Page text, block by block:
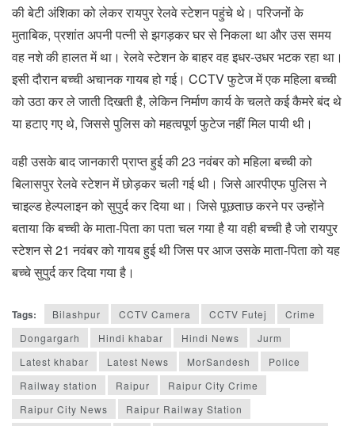
की बेटी अंशिका को लेकर रायपुर रेलवे स्टेशन पहुंचे थे। परिजनों के
मुताबिक, प्रशांत अपनी पत्नी से झगड़कर घर से निकला था और उस समय
वह नशे की हालत में था। रेलवे स्टेशन के बाहर वह इधर-उधर भटक रहा था।
इसी दौरान बच्ची अचानक गायब हो गई। CCTV फुटेज में एक महिला बच्ची
को उठा कर ले जाती दिखती है, लेकिन निर्माण कार्य के चलते कई कैमरे बंद थे
या हटाए गए थे, जिससे पुलिस को महत्वपूर्ण फुटेज नहीं मिल पायी थी।
वही उसके बाद जानकारी प्राप्त हुई की 23 नवंबर को महिला बच्ची को
बिलासपुर रेलवे स्टेशन में छोड़कर चली गई थी। जिसे आरपीएफ पुलिस ने
चाइल्ड हेल्पलाइन को सुपुर्द कर दिया था। जिसे पूछताछ करने पर उन्होंने
बताया कि बच्ची के माता-पिता का पता चल गया है या वही बच्ची है जो रायपुर
स्टेशन से 21 नवंबर को गायब हुई थी जिस पर आज उसके माता-पिता को यह
बच्चे सुपुर्द कर दिया गया है।
Tags: Bilashpur CCTV Camera CCTV Futej
Crime
Dongargarh
Hindi khabar Hindi News
Jurm
Latest khabar
Latest News MorSandesh
Police
Railway station
Raipur
Raipur City Crime
Raipur City News
Raipur Railway Station